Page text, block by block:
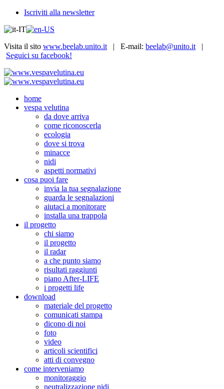
Iscriviti alla newsletter
Visita il sito www.beelab.unito.it | E-mail: beelab@unito.it |
Seguici su facebook!
home
vespa velutina
da dove arriva
come riconoscerla
ecologia
dove si trova
minacce
nidi
aspetti normativi
cosa puoi fare
invia la tua segnalazione
guarda le segnalazioni
aiutaci a monitorare
installa una trappola
il progetto
chi siamo
il progetto
il radar
a che punto siamo
risultati raggiunti
piano After-LIFE
i progetti life
download
materiale del progetto
comunicati stampa
dicono di noi
foto
video
articoli scientifici
atti di convegno
come interveniamo
monitoraggio
neutralizzazione nidi